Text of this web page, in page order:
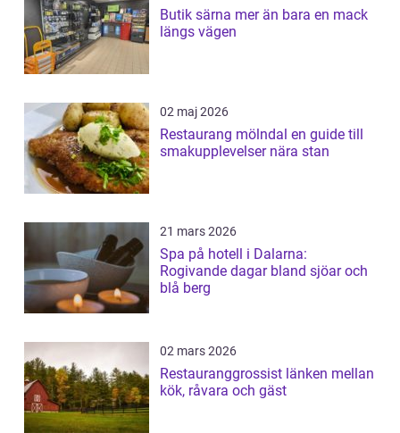
Butik särna mer än bara en mack
längs vägen
02 maj 2026
Restaurang mölndal en guide till
smakupplevelser nära stan
21 mars 2026
Spa på hotell i Dalarna:
Rogivande dagar bland sjöar och
blå berg
02 mars 2026
Restauranggrossist länken mellan
kök, råvara och gäst